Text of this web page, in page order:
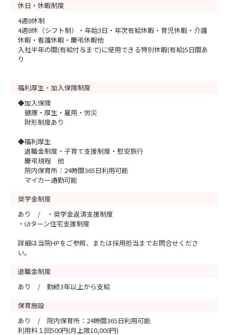
休日・休暇制度
4週8休制
4週8休（シフト制）・年始3日・年次有給休暇・育児休暇・介護
休暇・看護休暇・慶弔休暇他
入社半年の間(有給付与まで)に使用できる特別休暇(有給)5日間あ
り
福利厚生・加入保険制度
◆加入保険
健康・厚生・雇用・労災
財形制度あり
◆福利厚生
退職金制度・子育て支援制度・慰安旅行
慶弔規程 他
院内保育所：24時間365日利用可能
マイカー通勤可能
奨学金制度
あり / ・奨学金返済支援制度
・UIターン住宅支援制度
詳細は当院HPをご参照、または採用担当までお問合せくださ
い。
退職金制度
あり / 勤続3年以上から支給
保育施設
あり / 院内保育所：24時間365日利用可能
利用料１回500円(月上限10,000円)